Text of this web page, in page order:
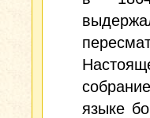
языке